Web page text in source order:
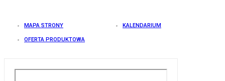
MAPA STRONY KALENDARIUM
OFERTA PRODUKTOWA